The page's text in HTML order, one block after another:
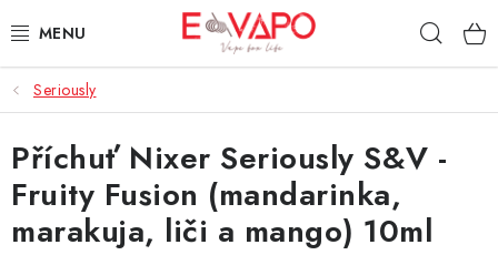
na
3D TISK
TIPY ZA DOBROU CENU
AROMATA A PŘÍCHUTĚ
Seriously
Příchuť Nixer Seriously S&V -
Fruity Fusion (mandarinka,
marakuja, liči a mango) 10ml